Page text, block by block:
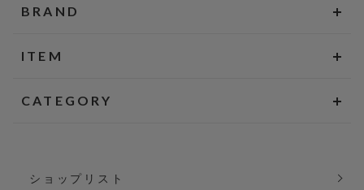
BRAND
ITEM
CATEGORY
ショップリスト